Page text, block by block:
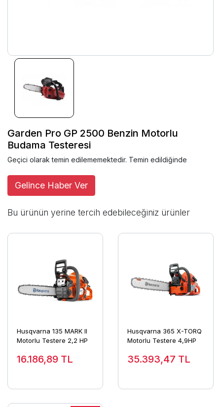
Garden Pro GP 2500 Benzin Motorlu
Budama Testeresi
Geçici olarak temin edilememektedir. Temin edildiğinde
Gelince Haber Ver
Bu ürünün yerine tercih edebileceğiniz ürünler
Husqvarna 135 MARK II
Motorlu Testere 2,2 HP
16.186,89 TL
Husqvarna 365 X-TORQ
Motorlu Testere 4,9HP
35.393,47 TL